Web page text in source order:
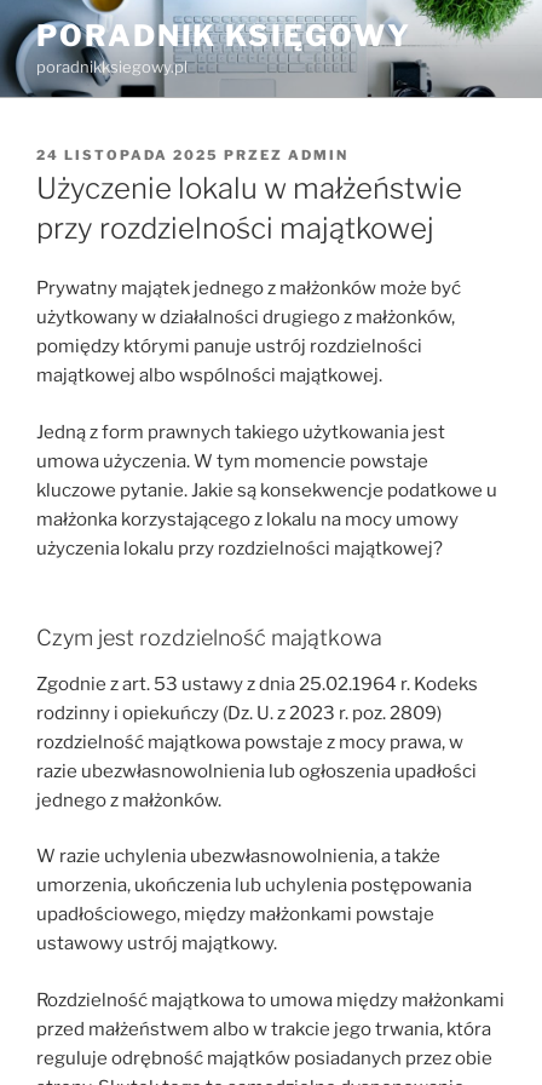
Przejdź
do
treści
PORADNIK KSIĘGOWY
poradnikksiegowy.pl
OPUBLIKOWANE
W
24 LISTOPADA 2025 PRZEZ ADMIN
Użyczenie lokalu w małżeństwie
przy rozdzielności majątkowej
Prywatny majątek jednego z małżonków może być
użytkowany w działalności drugiego z małżonków,
pomiędzy którymi panuje ustrój rozdzielności
majątkowej albo wspólności majątkowej.
Jedną z form prawnych takiego użytkowania jest
umowa użyczenia. W tym momencie powstaje
kluczowe pytanie. Jakie są konsekwencje podatkowe u
małżonka korzystającego z lokalu na mocy umowy
użyczenia lokalu przy rozdzielności majątkowej?
Czym jest rozdzielność majątkowa
Zgodnie z art. 53 ustawy z dnia 25.02.1964 r. Kodeks
rodzinny i opiekuńczy (Dz. U. z 2023 r. poz. 2809)
rozdzielność majątkowa powstaje z mocy prawa, w
razie ubezwłasnowolnienia lub ogłoszenia upadłości
jednego z małżonków.
W razie uchylenia ubezwłasnowolnienia, a także
umorzenia, ukończenia lub uchylenia postępowania
upadłościowego, między małżonkami powstaje
ustawowy ustrój majątkowy.
Rozdzielność majątkowa to umowa między małżonkami
przed małżeństwem albo w trakcie jego trwania, która
reguluje odrębność majątków posiadanych przez obie